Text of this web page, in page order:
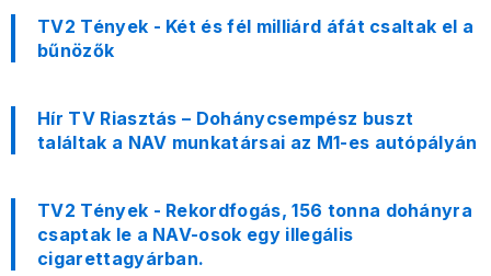
TV2 Tények - Két és fél milliárd áfát csaltak el a
bűnözők
Hír TV Riasztás – Dohánycsempész buszt
találtak a NAV munkatársai az M1-es autópályán
TV2 Tények - Rekordfogás, 156 tonna dohányra
csaptak le a NAV-osok egy illegális
cigarettagyárban.